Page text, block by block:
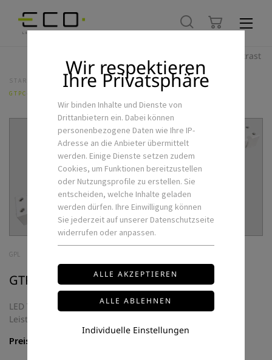
Hoher Kontrast
STARTSEITE LED-FLEXSTRIPS & ZUBEHÖR
NETZTEILE
GTPC-150-24-S
GPL
GTPC-150-24-S
LED Treiber Long Slim
Leistung: 150 Watt
Preis auf Anfrage
Wir respektieren
Ihre Privatsphäre
Wir binden Inhalte und Dienste von
Drittanbietern ein. Dabei können
personenbezogene Daten wie Ihre IP-
Adresse an die Anbieter übermittelt
werden. Einige Dienste setzen zudem
Cookies, um Funktionen bereitzustellen
oder Nutzungsprofile zu erstellen. Sie
entscheiden, welche Inhalte geladen
werden dürfen. Ihre Einwilligung können
Sie jederzeit auf unserer Datenschutzseite
widerrufen oder anpassen.
Individuelle Einstellungen